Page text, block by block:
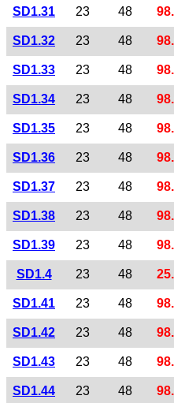
SD1.31 23 48
SD1.32 23 48
SD1.33 23 48
SD1.34 23 48
SD1.35 23 48
SD1.36 23 48
SD1.37 23 48
SD1.38 23 48
SD1.39 23 48
SD1.4 23 48
SD1.41 23 48
SD1.42 23 48
SD1.43 23 48
SD1.44 23 48